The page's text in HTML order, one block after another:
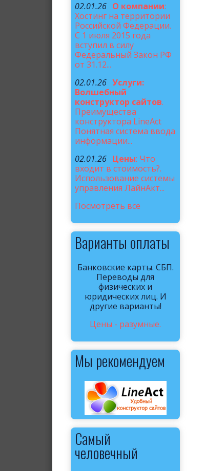
02.01.26 О компании:
Хостинг на территории
Российской Федерации.
С 1 июля 2015 года
вступил в силу
Федеральный Закон РФ
от 31.12...
02.01.26 Услуги:
Волшебный
конструктор сайтов.
Преимущества
конструктора LineAct
Понятная система ввода
информации...
02.01.26 Цены: Что
входит в стоимость?.
Использование системы
управления ЛайнАкт...
Посмотреть все
Варианты оплаты
Банковские карты. СБП.
Переводы для
физических и
юридических лиц. И
другие варианты!
Цены - разумные.
Мы рекомендуем
Самый
человечный